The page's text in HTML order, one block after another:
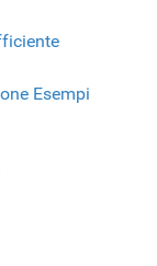
Esempi